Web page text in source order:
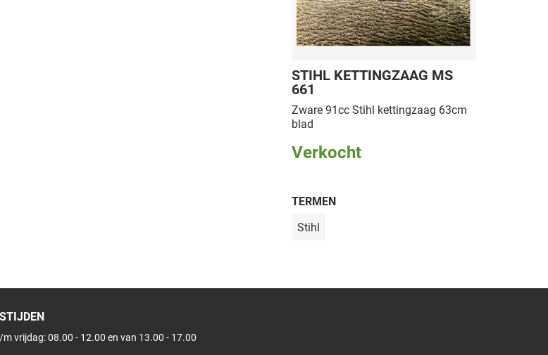
STIHL KETTINGZAAG MS
661
Zware 91cc Stihl kettingzaag 63cm
blad
Verkocht
TERMEN
Stihl
vrijdag: 08.00 - 12.00 en van 13.00 - 17.00